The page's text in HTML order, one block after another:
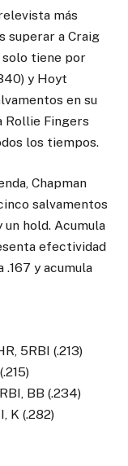
más
superar a Craig
solo tiene por
y Hoyt
en su
Rollie Fingers
los tiempos.
Chapman
salvamentos
hold. Acumula
efectividad
.167 y acumula
5RBI (.213)
BB (.234)
K (.282)